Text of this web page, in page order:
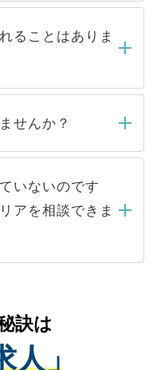
にはご連絡をせて
らくお待ちくださ
扱っている求人の
トからご覧いただ
す。非公開求人は
般には公開してい
人気のある医療機
応募が殺到する場
件に合った人材の
するケースが増え
ることはありま
とは一切ありませ
ら内定をいただい
ません。内定先へ
パートナーが行い
せんか？
とはありませんの
サイトからの登録
様の個人情報は、
および転職活動の
ます。お預かりし
タはご本人の許可
についての厳密な
者のみに付与され
を取得済みです。
いないのです
アを相談できま
機関の状況や紹介
切なアドバイスを
ぐにご転職をされ
訣は
人」